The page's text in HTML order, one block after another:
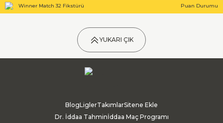
Winner Match 32 Fikstürü Puan Durumu
YUKARI ÇIK
BlogLiglerTakımlarSitene Ekle
Dr. İddaa Tahminİddaa Maç Programı